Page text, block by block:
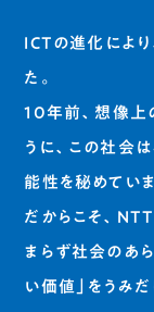
ICTの進化により
た。
10年前、想像上
うに、この社会
能性を秘めていま
だからこそ、
まらず社会のあ
い価値」をうみだ